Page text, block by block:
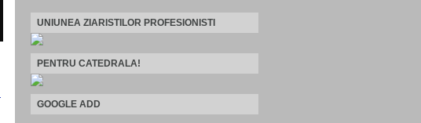
UNIUNEA ZIARISTILOR PROFESIONISTI
PENTRU CATEDRALA!
GOOGLE ADD